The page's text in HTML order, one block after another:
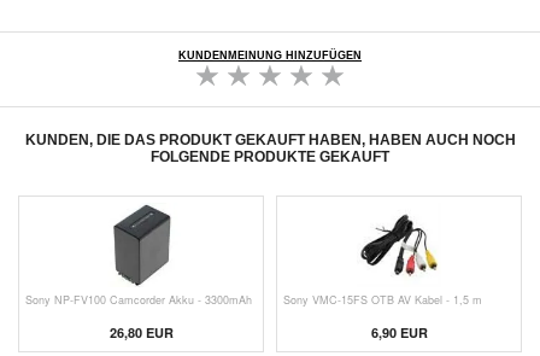
KUNDENMEINUNG HINZUFÜGEN
KUNDEN, DIE DAS PRODUKT GEKAUFT HABEN, HABEN AUCH NOCH
FOLGENDE PRODUKTE GEKAUFT
Sony NP-FV100 Camcorder Akku - 3300mAh
26,80 EUR
Sony VMC-15FS OTB AV Kabel - 1,5 m
6,90EUR